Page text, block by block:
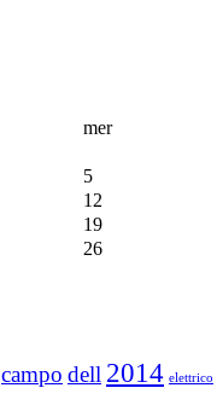
mer
5
12
19
26
campo dell 2014 elettrico